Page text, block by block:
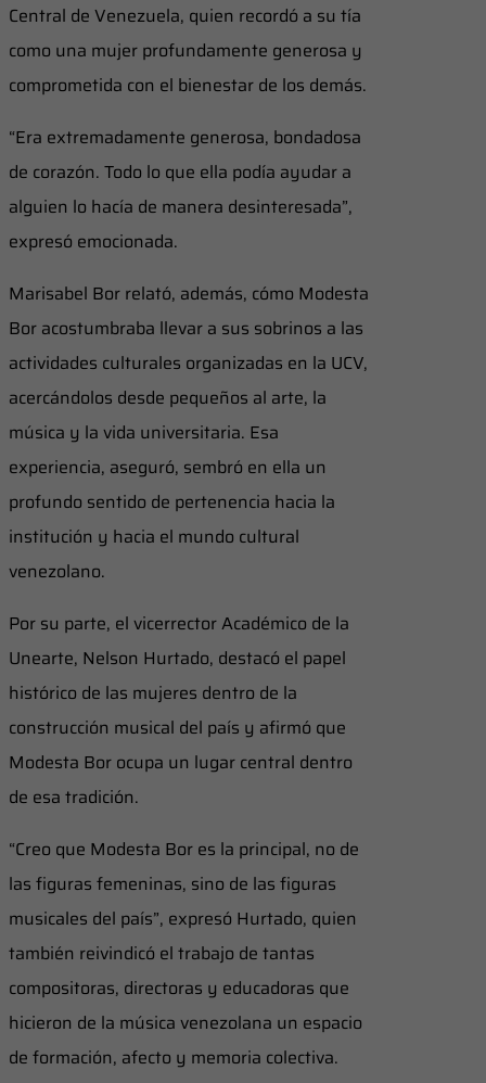
Central de Venezuela, quien recordó a su tía
como una mujer profundamente generosa y
comprometida con el bienestar de los demás.
“Era extremadamente generosa, bondadosa
de corazón. Todo lo que ella podía ayudar a
alguien lo hacía de manera desinteresada”,
expresó emocionada.
Marisabel Bor relató, además, cómo Modesta
Bor acostumbraba llevar a sus sobrinos a las
actividades culturales organizadas en la UCV,
acercándolos desde pequeños al arte, la
música y la vida universitaria. Esa
experiencia, aseguró, sembró en ella un
profundo sentido de pertenencia hacia la
institución y hacia el mundo cultural
venezolano.
Por su parte, el vicerrector Académico de la
Unearte, Nelson Hurtado, destacó el papel
histórico de las mujeres dentro de la
construcción musical del país y afirmó que
Modesta Bor ocupa un lugar central dentro
de esa tradición.
“Creo que Modesta Bor es la principal, no de
las figuras femeninas, sino de las figuras
musicales del país”, expresó Hurtado, quien
también reivindicó el trabajo de tantas
compositoras, directoras y educadoras que
hicieron de la música venezolana un espacio
de formación, afecto y memoria colectiva.